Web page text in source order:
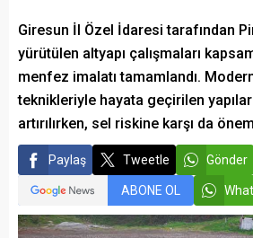
Giresun İl Özel İdaresi tarafından
yürütülen altyapı çalışmaları
menfez imalatı tamamlandı.
teknikleriyle hayata geçirilen
artırılırken, sel riskine karşı da
Paylaş Tweetle Gönder
ABONE OL